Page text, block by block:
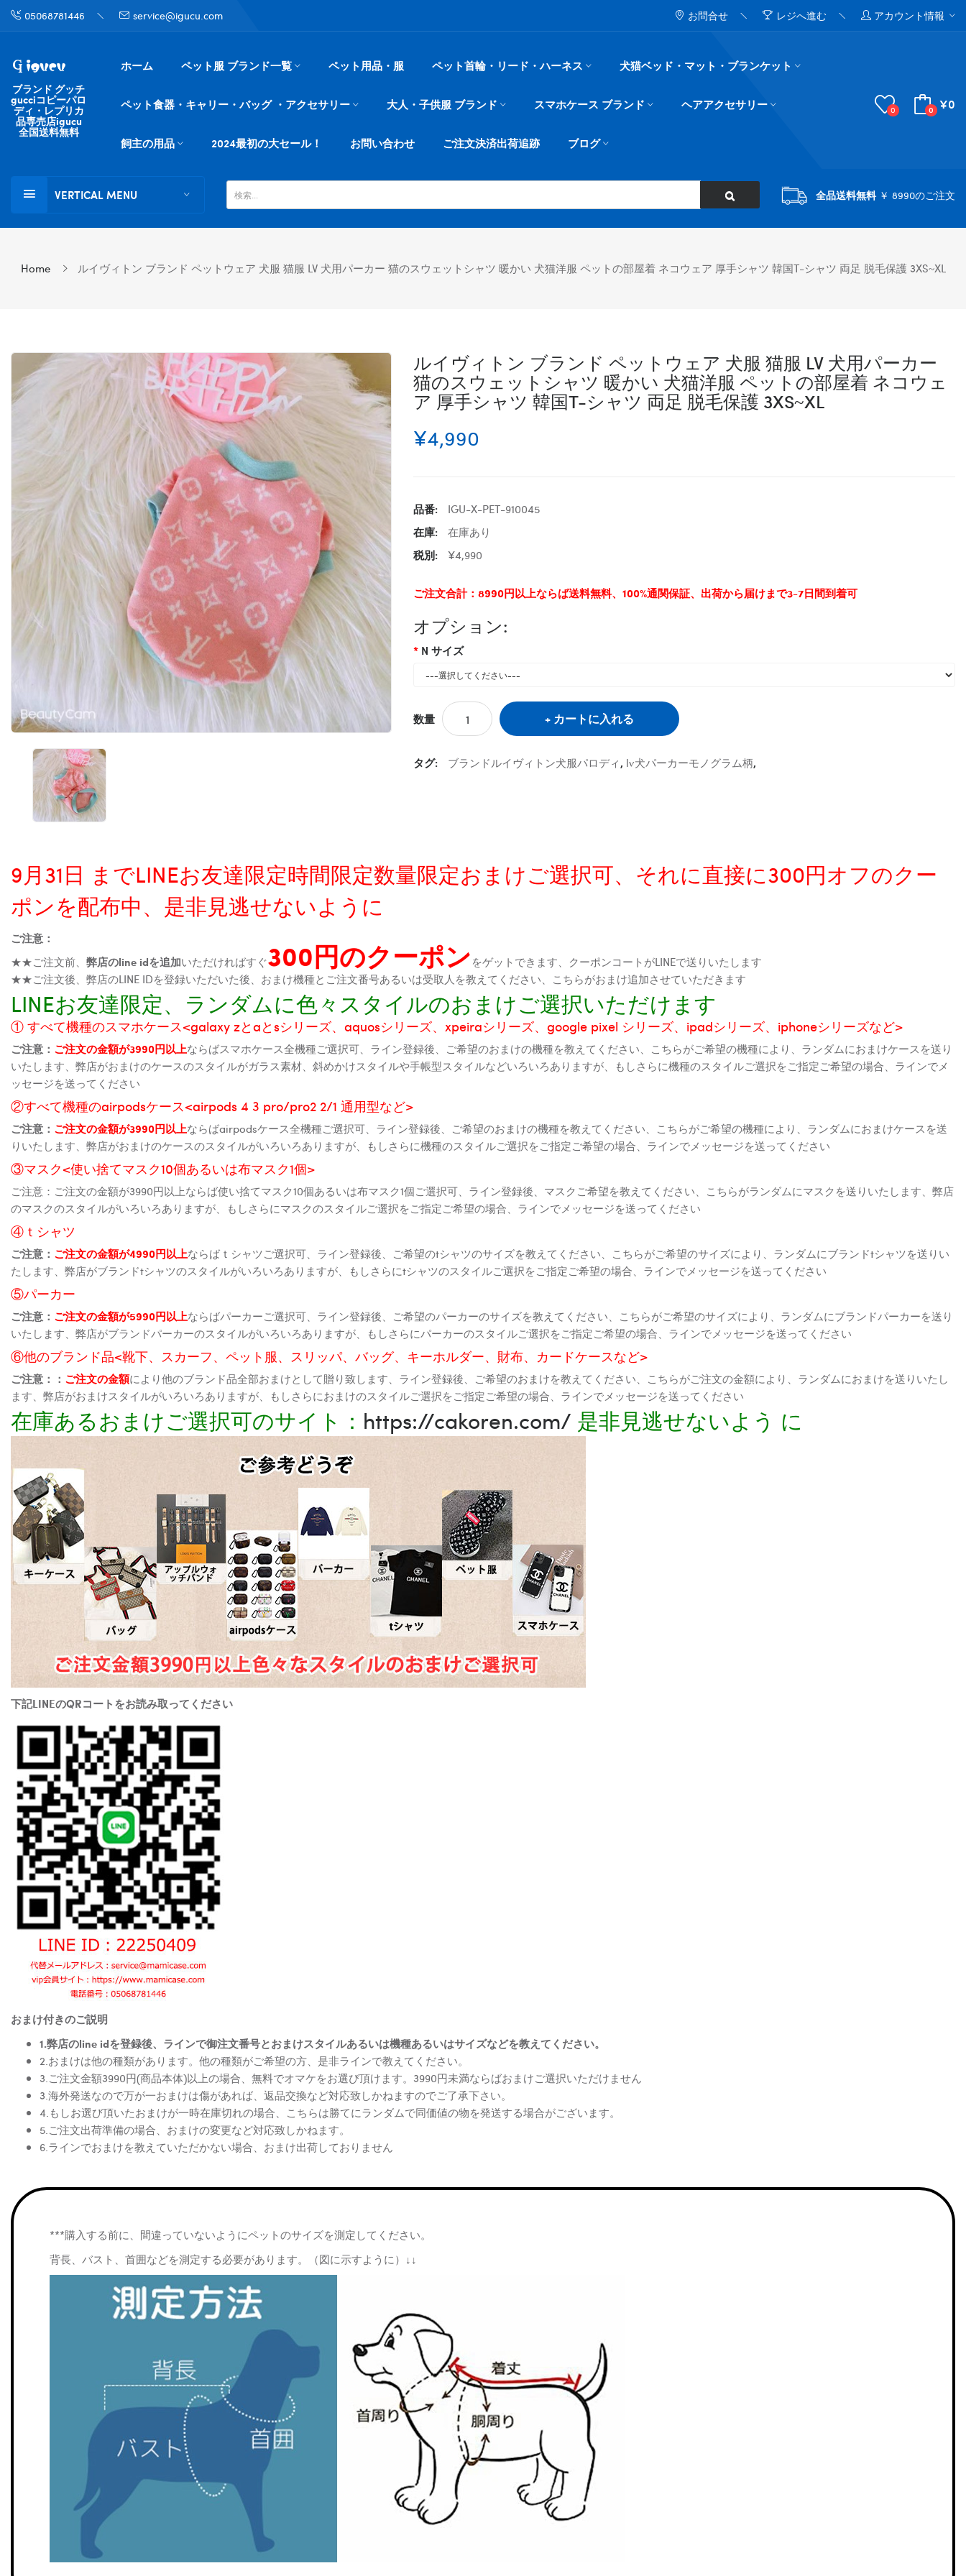
05068781446 service@igucu.com お問合せ レジへ進む アカウント情報
ブランド グッチ
gucciコピーパロ
ディ・レプリカ
品専売店igucu
全国送料無料
ホーム ペット服 ブランド一覧 ペット用品・服 ペット首輪・リード・ハーネス 犬猫ベッド・マット・ブランケット
ペット食器・キャリー・バッグ ・アクセサリー 大人・子供服 ブランド スマホケース ブランド ヘアアクセサリー
飼主の用品 2024最初の大セール！ お問い合わせ ご注文決済出荷追跡 ブログ
0 0 ¥0
VERTICAL MENU 全品送料無料￥ 8990のご注文
Home ルイヴィトン ブランド ペットウェア 犬服 猫服 LV 犬用パーカー 猫のスウェットシャツ 暖かい 犬猫洋服 ペットの部屋着 ネコウェア 厚手シャツ 韓国T-シャツ 両足 脱毛保護 3XS~XL
ルイヴィトン ブランド ペットウェア 犬服 猫服 LV 犬用パーカー
猫のスウェットシャツ 暖かい 犬猫洋服 ペットの部屋着 ネコウェ
ア 厚手シャツ 韓国T-シャツ 両足 脱毛保護 3XS~XL
¥4,990
品番:
IGU-X-PET-910045
在庫:
在庫あり
税別:
¥4,990
ご注文合計：8990円以上ならば送料無料、100%通関保証、出荷から届けまで3-7日間到着可
オプション:
N サイズ
数量 カートに入れる
タグ: ブランドルイヴィトン犬服パロディ, lv犬パーカーモノグラム柄,
9月31日 までLINEお友達限定時間限定数量限定おまけご選択可、それに直接に300円オフのクー
ポンを配布中、是非見逃せないように
ご注意：
★★ご注文前、 弊店のline idを追加いただければすぐ300円のクーポンをゲットできます、クーポンコートがLINEで送りいたします
★★ご注文後、弊店のLINE IDを登録いただいた後、おまけ機種とご注文番号あるいは受取人を教えてください、こちらがおまけ追加させていただきます
LINEお友達限定、ランダムに色々スタイルのおまけご選択いただけます
① すべて機種のスマホケース<galaxy zとaとsシリーズ、aquosシリーズ、xpeiraシリーズ、google pixel シリーズ、ipadシリーズ、iphoneシリーズなど>
ご注意： ご注文の金額が3990円以上ならばスマホケース全機種ご選択可、ライン登録後、ご希望のおまけの機種を教えてください、こちらがご希望の機種により、ランダムにおまけケースを送り
いたします、弊店がおまけのケースのスタイルがガラス素材、斜めかけスタイルや手帳型スタイルなどいろいろありますが、もしさらに機種のスタイルご選択をご指定ご希望の場合、ラインでメ
ッセージを送ってください
②すべて機種のairpodsケース<airpods 4 3 pro/pro2 2/1 通用型など>
ご注意： ご注文の金額が3990円以上ならばairpodsケース全機種ご選択可、ライン登録後、ご希望のおまけの機種を教えてください、こちらがご希望の機種により、ランダムにおまけケースを送
りいたします、弊店がおまけのケースのスタイルがいろいろありますが、もしさらに機種のスタイルご選択をご指定ご希望の場合、ラインでメッセージを送ってください
③マスク<使い捨てマスク10個あるいは布マスク1個>
ご注意：ご注文の金額が3990円以上ならば使い捨てマスク10個あるいは布マスク1個ご選択可、ライン登録後、マスクご希望を教えてください、こちらがランダムにマスクを送りいたします、弊店
のマスクのスタイルがいろいろありますが、もしさらにマスクのスタイルご選択をご指定ご希望の場合、ラインでメッセージを送ってください
④ｔシャツ
ご注意： ご注文の金額が4990円以上ならばｔシャツご選択可、ライン登録後、ご希望のtシャツのサイズを教えてください、こちらがご希望のサイズにより、ランダムにブランドtシャツを送りい
たします、弊店がブランドtシャツのスタイルがいろいろありますが、もしさらにtシャツのスタイルご選択をご指定ご希望の場合、ラインでメッセージを送ってください
⑤パーカー
ご注意： ご注文の金額が5990円以上ならばパーカーご選択可、ライン登録後、ご希望のパーカーのサイズを教えてください、こちらがご希望のサイズにより、ランダムにブランドパーカーを送り
いたします、弊店がブランドパーカーのスタイルがいろいろありますが、もしさらにパーカーのスタイルご選択をご指定ご希望の場合、ラインでメッセージを送ってください
⑥他のブランド品<靴下、スカーフ、ペット服、スリッパ、バッグ、キーホルダー、財布、カードケースなど>
ご注意：： ご注文の金額により他のブランド品全部おまけとして贈り致します、ライン登録後、ご希望のおまけを教えてください、こちらがご注文の金額により、ランダムにおまけを送りいたし
ます、弊店がおまけスタイルがいろいろありますが、もしさらにおまけのスタイルご選択をご指定ご希望の場合、ラインでメッセージを送ってください
在庫あるおまけご選択可のサイト： https://cakoren.com/ 是非見逃せないよう に
下記LINEのQRコートをお読み取ってください
おまけ付きのご説明
1.弊店のline idを登録後、ラインで御注文番号とおまけスタイルあるいは機種あるいはサイズなどを教えてください。
2.おまけは他の種類があります。他の種類がご希望の方、是非ラインで教えてください。
3.ご注文金額3990円(商品本体)以上の場合、無料でオマケをお選び頂けます。3990円未満ならばおまけご選択いただけません
3.海外発送なので万が一おまけは傷があれば、返品交換など対応致しかねますのでご了承下さい。
4.もしお選び頂いたおまけが一時在庫切れの場合、こちらは勝てにランダムで同価値の物を発送する場合がございます。
5.ご注文出荷準備の場合、おまけの変更など対応致しかねます。
6.ラインでおまけを教えていただかない場合、おまけ出荷しておりません
***購入する前に、間違っていないようにペットのサイズを測定してください。
背長、バスト、首囲などを測定する必要があります。（図に示すように）↓↓